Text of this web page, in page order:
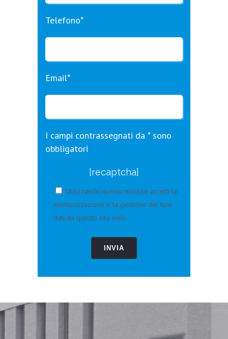
Telefono*
Email*
I campi contrassegnati da * sono
obbligatori
[recaptcha]
Utilizzando questo modulo accetti la
memorizzazione e la gestione dei tuoi
dati da questo sito web.